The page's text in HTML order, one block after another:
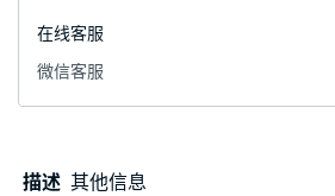
在线客服
微信客服
描述 其他信息